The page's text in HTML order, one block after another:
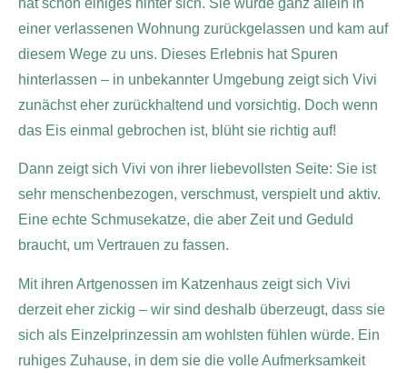
einer verlassenen Wohnung zurückgelassen und kam auf
diesem Wege zu uns. Dieses Erlebnis hat Spuren
hinterlassen – in unbekannter Umgebung zeigt sich Vivi
zunächst eher zurückhaltend und vorsichtig. Doch wenn
das Eis einmal gebrochen ist, blüht sie richtig auf!
Dann zeigt sich Vivi von ihrer liebevollsten Seite: Sie ist
sehr menschenbezogen, verschmust, verspielt und aktiv.
Eine echte Schmusekatze, die aber Zeit und Geduld
braucht, um Vertrauen zu fassen.
Mit ihren Artgenossen im Katzenhaus zeigt sich Vivi
derzeit eher zickig – wir sind deshalb überzeugt, dass sie
sich als Einzelprinzessin am wohlsten fühlen würde. Ein
ruhiges Zuhause, in dem sie die volle Aufmerksamkeit